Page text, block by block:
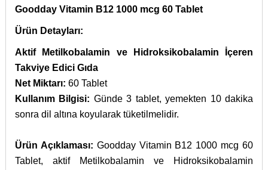
Goodday Vitamin B12 1000 mcg 60 Tablet
Ürün Detayları:
Aktif Metilkobalamin ve Hidroksikobalamin İçeren
Takviye Edici Gıda
Net Miktarı: 60 Tablet
Kullanım Bilgisi: Günde 3 tablet, yemekten 10 dakika
sonra dil altına koyularak tüketilmelidir.
Ürün Açıklaması: Goodday Vitamin B12 1000 mcg 60
Tablet, aktif Metilkobalamin ve Hidroksikobalamin